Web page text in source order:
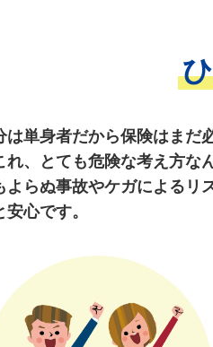
は単身者だから保険はま
れ、とても危険な考え方な
よらぬ事故やケガによるリ
安心です。